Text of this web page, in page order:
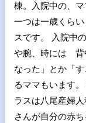
棟。入院中の、
一つは一歳くら
スです。 入院中
や腕、時には 背
なった」とか「
るママもいます
ラスは八尾産婦
さんが自分の赤